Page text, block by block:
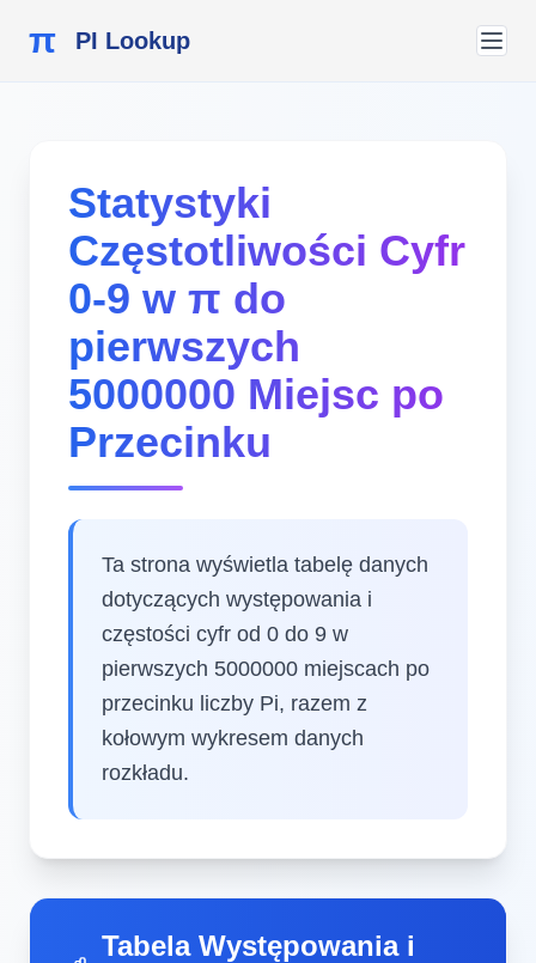
π PI Lookup
Statystyki
Częstotliwości Cyfr
0-9 w π do
pierwszych
5000000 Miejsc po
Przecinku
Ta strona wyświetla tabelę danych
dotyczących występowania i
częstości cyfr od 0 do 9 w
pierwszych 5000000 miejscach po
przecinku liczby Pi, razem z
kołowym wykresem danych
rozkładu.
Tabela Występowania i